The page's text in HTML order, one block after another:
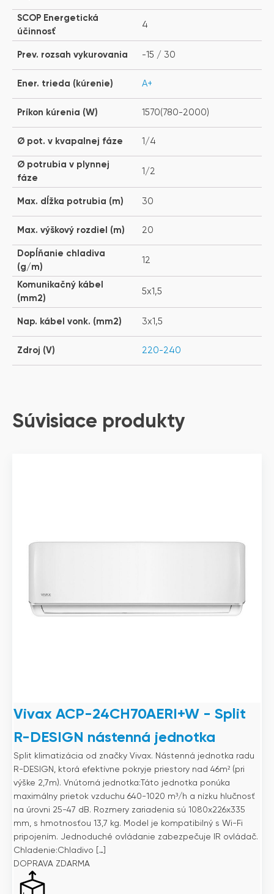
SCOP Energetická
účinnosť
4
Prev. rozsah vykurovania -15 / 30
Ener. trieda (kúrenie) A+
Príkon kúrenia (W) 1570(780-2000)
Ø pot. v kvapalnej fáze 1/4
Ø potrubia v plynnej
fáze
1/2
Max. dĺžka potrubia (m) 30
Max. výškový rozdiel (m) 20
Dopĺňanie chladiva
(g/m)
12
Komunikačný kábel
(mm2)
5x1,5
Nap. kábel vonk. (mm2) 3x1,5
Zdroj (V) 220-240
Súvisiace produkty
Vivax ACP-24CH70AERI+W - Split
R-DESIGN nástenná jednotka
Split klimatizácia od značky Vivax. Nástenná jednotka radu
R-DESIGN, ktorá efektívne pokryje priestory nad 46m² (pri
výške 2,7m). Vnútorná jednotka:Táto jednotka ponúka
maximálny prietok vzduchu 640-1020 m³/h a nízku hlučnosť
na úrovni 25-47 dB. Rozmery zariadenia sú 1080x226x335
mm, s hmotnosťou 13,7 kg. Model je kompatibilný s Wi-Fi
pripojením. Jednoduché ovládanie zabezpečuje IR ovládač.
Chladenie:Chladivo […]
DOPRAVA ZDARMA